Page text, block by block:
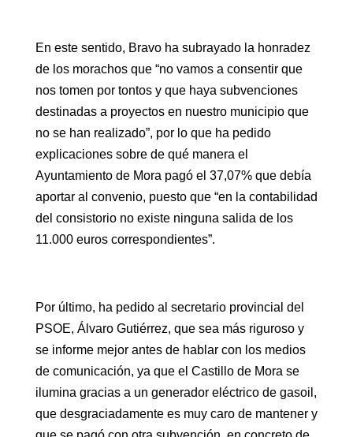
En este sentido, Bravo ha subrayado la honradez
de los morachos que “no vamos a consentir que
nos tomen por tontos y que haya subvenciones
destinadas a proyectos en nuestro municipio que
no se han realizado”, por lo que ha pedido
explicaciones sobre de qué manera el
Ayuntamiento de Mora pagó el 37,07% que debía
aportar al convenio, puesto que “en la contabilidad
del consistorio no existe ninguna salida de los
11.000 euros correspondientes”.
Por último, ha pedido al secretario provincial del
PSOE, Álvaro Gutiérrez, que sea más riguroso y
se informe mejor antes de hablar con los medios
de comunicación, ya que el Castillo de Mora se
ilumina gracias a un generador eléctrico de gasoil,
que desgraciadamente es muy caro de mantener y